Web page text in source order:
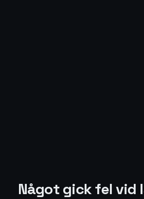
Något gick fel vid